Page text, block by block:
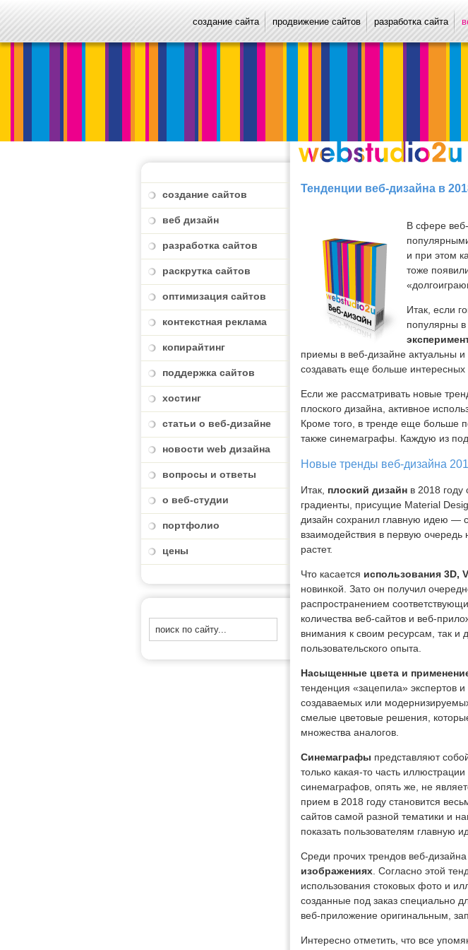
создание сайта продвижение сайтов разработка сайта
создание сайтов
веб дизайн
разработка сайтов
раскрутка сайтов
оптимизация сайтов
контекстная реклама
копирайтинг
поддержка сайтов
хостинг
статьи о веб-дизайне
новости web дизайна
вопросы и ответы
о веб-студии
портфолио
цены
Тенденции веб-дизайна в
В сфере
и при этом
тоже
Итак, если
популярны в
приемы в веб-дизайне актуальны
создавать еще больше
Если же рассматривать новые
плоского дизайна, активное
Кроме того, в тренде еще больше
также синемаграфы. Каждую из
Новые тренды веб-дизайна
Итак, плоский дизайн в 2018
градиенты, присущие Material
дизайн сохранил главную идею —
взаимодействия в первую очередь
растет.
Что касается использования 3D,
новинкой. Зато он получил
распространением
количества веб-сайтов и веб-
внимания к своим ресурсам, так и
пользовательского опыта.
Насыщенные цвета и
тенденция «зацепила» экспертов
создаваемых или
смелые цветовые решения,
множества аналогов.
Синемаграфы представляют
только какая-то часть
синемаграфов, опять же, не
прием в 2018 году становится
сайтов самой разной тематики и
показать пользователям главную
Среди прочих трендов веб-
изображениях . Согласно этой
использования стоковых фото и
созданные под заказ специально
веб-приложение оригинальным,
Интересно отметить, что все